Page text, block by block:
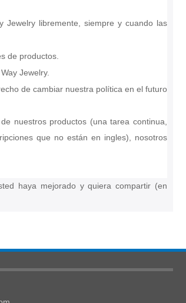
libremente, siempre y cuando las
de productos.
Jewelry.
de cambiar nuestra política en el futuro
nuestros productos (una tarea continua,
que no están en ingles), nosotros
haya mejorado y quiera compartir (en